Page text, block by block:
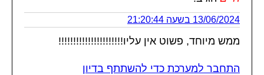
13/06/2024 בשעה 21:20:44
ממש מיוחד, פשוט אין עליו!!!!!!!!!!!!!!!!!!!!!!
התחבר למערכת כדי להשתתף בדיון